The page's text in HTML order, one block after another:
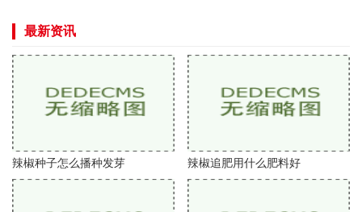
最新资讯
辣椒种子怎么播种发芽 辣椒追肥用什么肥料好